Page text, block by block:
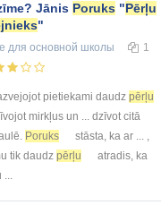
Jānis Poruks "Pērļu
"
для основной школы 1
pietiekami daudz pērļu
mirkļus un ... dzīvot citā
Poruks
stāsta, ka ar ... ,
tik daudz pērļu
atradis, ka
...